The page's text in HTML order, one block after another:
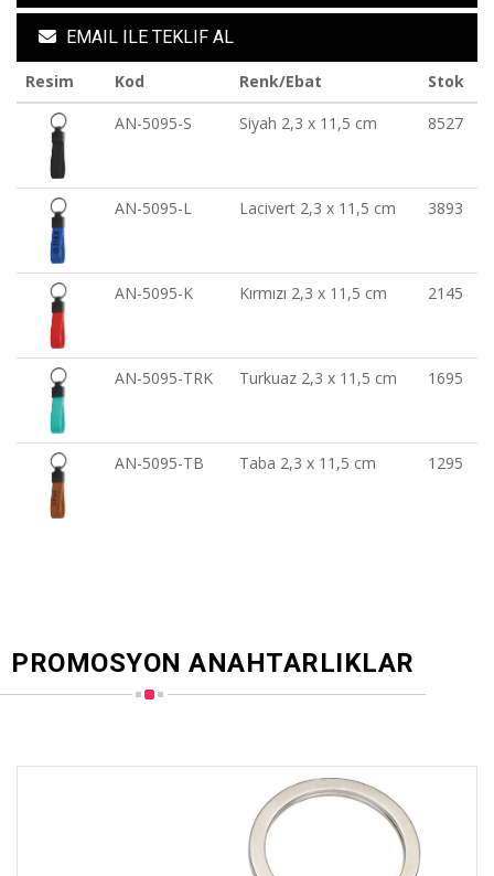
EMAIL ILE TEKLIF AL
Resim Kod Renk/Ebat
Stok
AN-5095-S
Siyah 2,3 x 11,5 cm 8527
AN-5095-L Lacivert 2,3 x 11,5 cm 3893
AN-5095-K Kırmızı 2,3 x 11,5 cm 2145
AN-5095-TRK Turkuaz 2,3 x 11,5 cm 1695
AN-5095-TB Taba 2,3 x 11,5 cm 1295
PROMOSYON ANAHTARLIKLAR